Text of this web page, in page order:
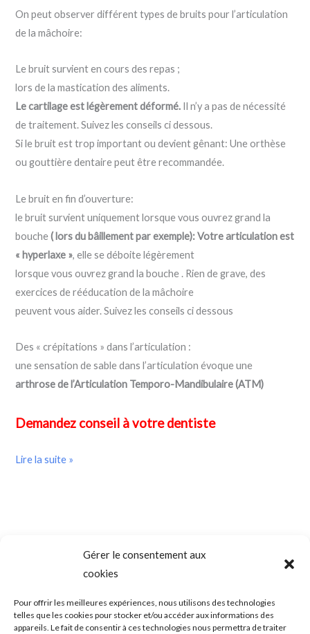
Gérer le consentement aux
cookies
Pour offrir les meilleures expériences, nous utilisons des technologies
telles que les cookies pour stocker et/ou accéder aux informations des
appareils. Le fait de consentir à ces technologies nous permettra de traiter
On peut observer différent types de bruits pour l’articulation
de la mâchoire:
Le bruit survient en cours des repas ;
lors de la mastication des aliments.
Le cartilage est légèrement déformé. Il n’y a pas de nécessité
de traitement. Suivez les conseils ci dessous.
Si le bruit est trop important ou devient gênant: Une orthèse
ou gouttière dentaire peut être recommandée.
Le bruit en fin d’ouverture:
le bruit survient uniquement lorsque vous ouvrez grand la
bouche( lors du bâillement par exemple): Votre articulation est
« hyperlaxe », elle se déboite légèrement
lorsque vous ouvrez grand la bouche . Rien de grave, des
exercices de rééducation de la mâchoire
peuvent vous aider. Suivez les conseils ci dessous
Des « crépitations » dans l’articulation :
une sensation de sable dans l’articulation évoque une
arthrose de l’Articulation Temporo-Mandibulaire (ATM)
Demandez conseil à votre dentiste
Lire la suite »
SADAM (Syndrome Algo-Dysfonctionnel de l’Appareil
l’articulation temporo-mandibulaire) – Troubles temporo-
mandibulaires. Douleurs de l’ATM – Blocage de la mâchoire –
Bruits – Articulation de la mâchoire. Douleur mâchoire